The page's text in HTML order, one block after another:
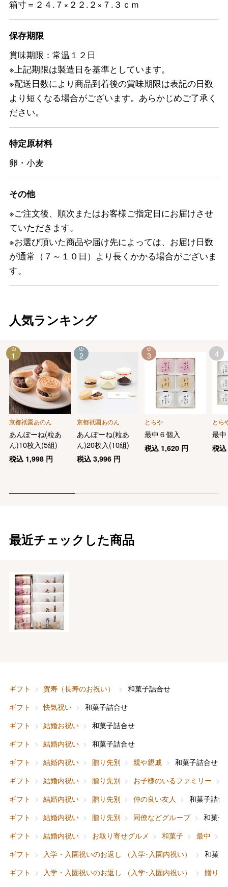
箱寸＝２４.７×２２.２×７.３ｃｍ
保存期限
賞味期限：常温１２日
※上記期限は製造日を基準としています。
※配送日数により商品到着後の賞味期限は表記の日数
より短くなる場合がございます。あらかじめご了承く
ださい。
特定原材料
卵・小麦
その他
※ご注文後、順次またはお客様ご指定日にお届けさせ
ていただきます。
※お選び頂いた商品や届け先によっては、お届け日数
が通常（７～１０日）より長くかかる場合がございま
す。
人気ランキング
京都祇園あのん
あんぽーね(粒あ
ん)10枚入(5組)
税込 1,998円
1
京都祇園あのん
あんぽーね(粒あ
ん)20枚入(10組)
税込3,996 円
2
とらや
最中６個入
税込 1,620 円
3
とら
最
税
4
最近チェックした商品
ギフト 賀寿（長寿のお祝い）
和菓子詰合せ
ギフト
快気祝い
和菓子詰合せ
ギフト
結婚お祝い
和菓子詰合せ
ギフト
結婚内祝い
和菓子詰合せ
ギフト
結婚内祝い 贈り先別 親や親戚
和菓子詰合せ
ギフト
結婚内祝い 贈り先別 お子様のいるファミリー
ギフト
結婚内祝い 贈り先別 仲の良い友人
和菓子詰合
ギフト
結婚内祝い 贈り先別 同僚などグループ
和菓子
ギフト
結婚内祝い お取り寄せグルメ 和菓子 最中
ギフト
入学・入園祝いのお返し （入学･入園内祝い）
和菓子
ギフト
入学・入園祝いのお返し （入学･入園内祝い）
贈り先